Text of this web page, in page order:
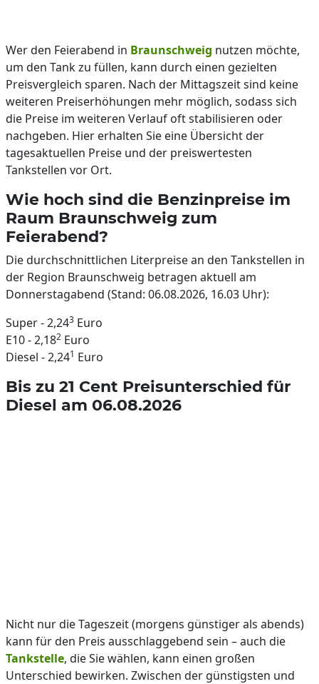
Wer den Feierabend in Braunschweig nutzen möchte,
um den Tank zu füllen, kann durch einen gezielten
Preisvergleich sparen. Nach der Mittagszeit sind keine
weiteren Preiserhöhungen mehr möglich, sodass sich
die Preise im weiteren Verlauf oft stabilisieren oder
nachgeben. Hier erhalten Sie eine Übersicht der
tagesaktuellen Preise und der preiswertesten
Tankstellen vor Ort.
Wie hoch sind die Benzinpreise im
Raum Braunschweig zum
Feierabend?
Die durchschnittlichen Literpreise an den Tankstellen in
der Region Braunschweig betragen aktuell am
Donnerstagabend (Stand: 06.08.2026, 16.03 Uhr):
Super - 2,243 Euro
E10 - 2,182 Euro
Diesel - 2,241 Euro
Bis zu 21 Cent Preisunterschied für
Diesel am 06.08.2026
Nicht nur die Tageszeit (morgens günstiger als abends)
kann für den Preis ausschlaggebend sein – auch die
Tankstelle, die Sie wählen, kann einen großen
Unterschied bewirken. Zwischen der günstigsten und